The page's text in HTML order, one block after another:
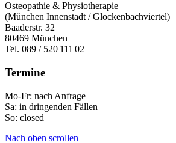
Osteopathie & Physiotherapie
(München Innenstadt / Glockenbachviertel)
Baaderstr. 32
80469 München
Tel. 089 / 520 111 02
Termine
Mo-Fr: nach Anfrage
Sa: in dringenden Fällen
So: closed
Nach oben scrollen